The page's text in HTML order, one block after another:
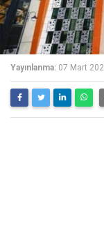
Yayınlanma: 07 Mart